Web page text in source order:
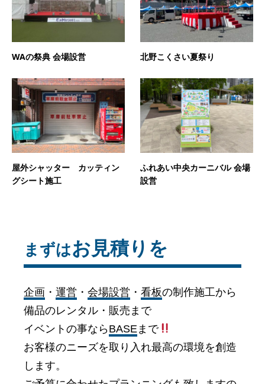
WAの祭典 会場設営 北野こくさい夏祭り
屋外シャッター カッティン
グシート施工
ふれあい中央カーニバル 会場
設営
まずはお見積りを
企画 ・運営 ・会場設営 ・看板の制作施工から
備品のレンタル・販売まで
イベントの事ならBASE まで
お客様のニーズを取り入れ最高の環境を創造
します。